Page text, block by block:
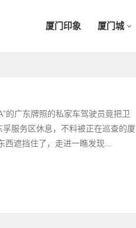
厦门印象 厦门城
的广东牌照的私家车驾驶员竟把卫
服务区休息，不料被正在巡查的厦
遮挡住了，走进一瞧发现...